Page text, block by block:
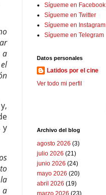
a
y
a
Sígueme en Facebook
Sígueme en Twitter
Sígueme en Instagram
Sígueme en Telegram
Datos personales
Latidos por el cine
Ver todo mi perfil
Archivo del blog
agosto 2026 (3)
julio 2026 (21)
junio 2026 (24)
mayo 2026 (20)
abril 2026 (19)